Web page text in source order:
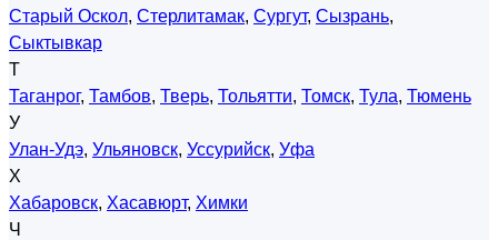
Старый Оскол, Стерлитамак, Сургут, Сызрань,
Сыктывкар
Т
Таганрог, Тамбов, Тверь, Тольятти, Томск, Тула, Тюмень
У
Улан-Удэ, Ульяновск, Уссурийск, Уфа
Х
Хабаровск, Хасавюрт, Химки
Ч